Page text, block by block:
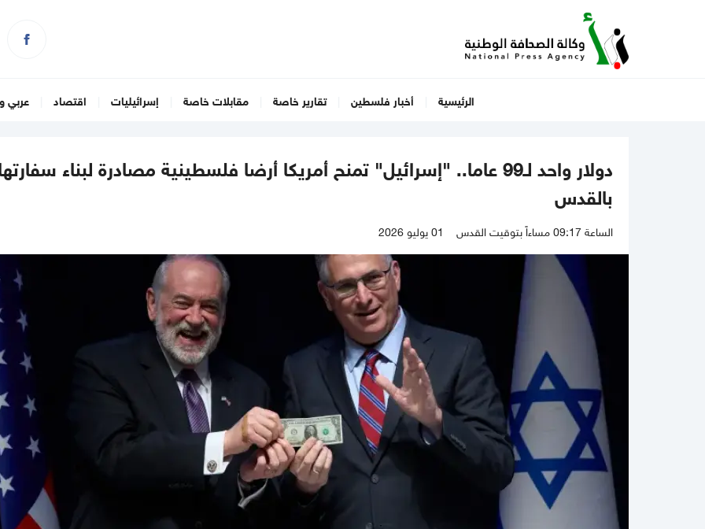
الرئيسية أخبار فلسطين تقارير خاصة مقابلات خاصة إسرائيليات اقتصاد عربي
دولار واحد لـ99 عاما.. "إسرائيل" تمنح أمريكا أرضا فلسطينية مصادرة لبناء
بالقدس
الساعة 09:17 مساءاً بتوقيت القدس 01 يوليو 2026